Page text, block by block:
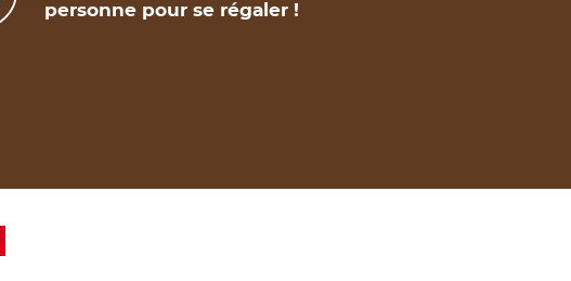
personne pour se régaler !